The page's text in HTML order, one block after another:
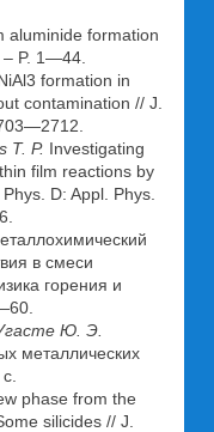
aluminide formation
– P. 1—44.
formation in
contamination // J.
T. P. Investigating
film reactions by
D: Appl. Phys.
в смеси
горения и
Ю. Э.
металлических
phase from the
silicides // J.